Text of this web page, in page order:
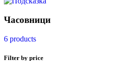
Часовници
6 products
Filter by price